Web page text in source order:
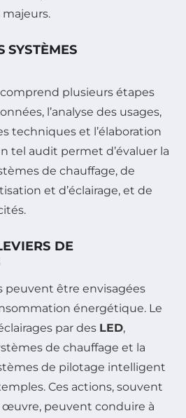
SYSTÈMES
plusieurs étapes
l’analyse des usages,
techniques et l’élaboration
tel audit permet d’évaluer la
de chauffage, de
et d’éclairage, et de
DE
peuvent être envisagées
énergétique. Le
par des LED,
de chauffage et la
de pilotage intelligent
Ces actions, souvent
peuvent conduire à